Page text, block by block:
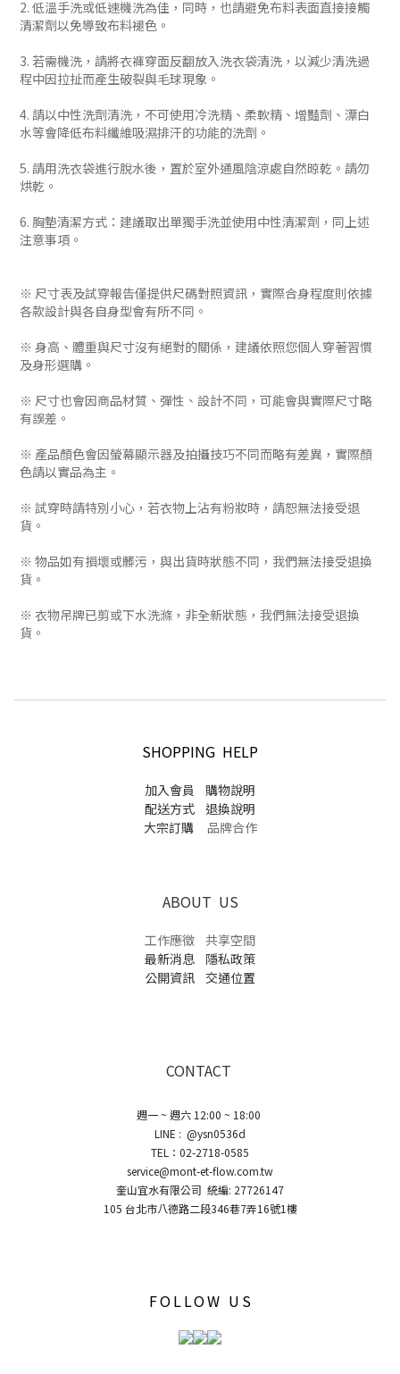
2. 低溫手洗或低速機洗為佳，同時，也請避免布料表面直接接觸
清潔劑以免導致布料褪色。
3. 若需機洗，請將衣褲穿面反翻放入洗衣袋清洗，以減少清洗過
程中因拉扯而產生破裂與毛球現象。
4. 請以中性洗劑清洗，不可使用冷洗精、柔軟精、增豔劑、漂白
水等會降低布料纖維吸濕排汗的功能的洗劑。
5. 請用洗衣袋進行脫水後，置於室外通風陰涼處自然晾乾。請勿
烘乾。
6. 胸墊清潔方式：建議取出單獨手洗並使用中性清潔劑，同上述
注意事項。
※ 尺寸表及試穿報告僅提供尺碼對照資訊，實際合身程度則依據
各款設計與各自身型會有所不同。
※ 身高、體重與尺寸沒有絕對的關係，建議依照您個人穿著習慣
及身形選購。
※ 尺寸也會因商品材質、彈性、設計不同，可能會與實際尺寸略
有誤差。
※ 產品顏色會因螢幕顯示器及拍攝技巧不同而略有差異，實際顏
色請以實品為主。
※ 試穿時請特別小心，若衣物上沾有粉妝時，請恕無法接受退
貨。
※ 物品如有損壞或髒污，與出貨時狀態不同，我們無法接受退換
貨。
※ 衣物吊牌已剪或下水洗滌，非全新狀態，我們無法接受退換
貨。
SHOPPING HELP
加入會員
購物說明
配送方式
退換說明
大宗訂購品牌合作
ABOUT US
工作應徵 共享空間
最新消息
隱私政策
公開資訊
交通位置
CONTACT
週一 ~ 週六 12:00 ~ 18:00
LINE : @ysn0536d
TEL：02-2718-0585
service@mont-et-flow.com.tw
奎山宜水有限公司 統編: 27726147
105 台北市八德路二段346巷7弄16號1樓
FOLLOW US